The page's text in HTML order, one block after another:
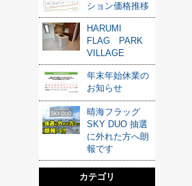
ション価格推移
HARUMI
FLAG PARK
VILLAGE
年末年始休業の
お知らせ
晴海フラッグ
SKY DUO 抽選
に外れた方へ朗
報です
カテゴリ